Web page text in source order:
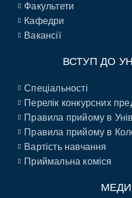
Факультети
Кафедри
Вакансії
ВСТУП ДО
Спеціальності
Перелік конкурсних
Правила прийому в
Правила прийому в
Вартість навчання
Приймальна коміся